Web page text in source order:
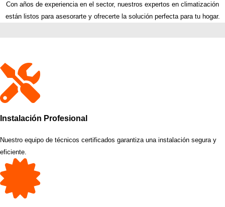
Con años de experiencia en el sector, nuestros expertos en climatización
están listos para asesorarte y ofrecerte la solución perfecta para tu hogar.
Instalación Profesional
Nuestro equipo de técnicos certificados garantiza una instalación segura y
eficiente.